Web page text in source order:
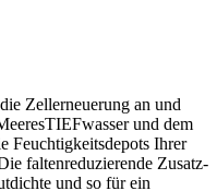
Zellerneuerung an und
und dem
Feuchtigkeitsdepots Ihrer
faltenreduzierende Zusatz-
und so für ein